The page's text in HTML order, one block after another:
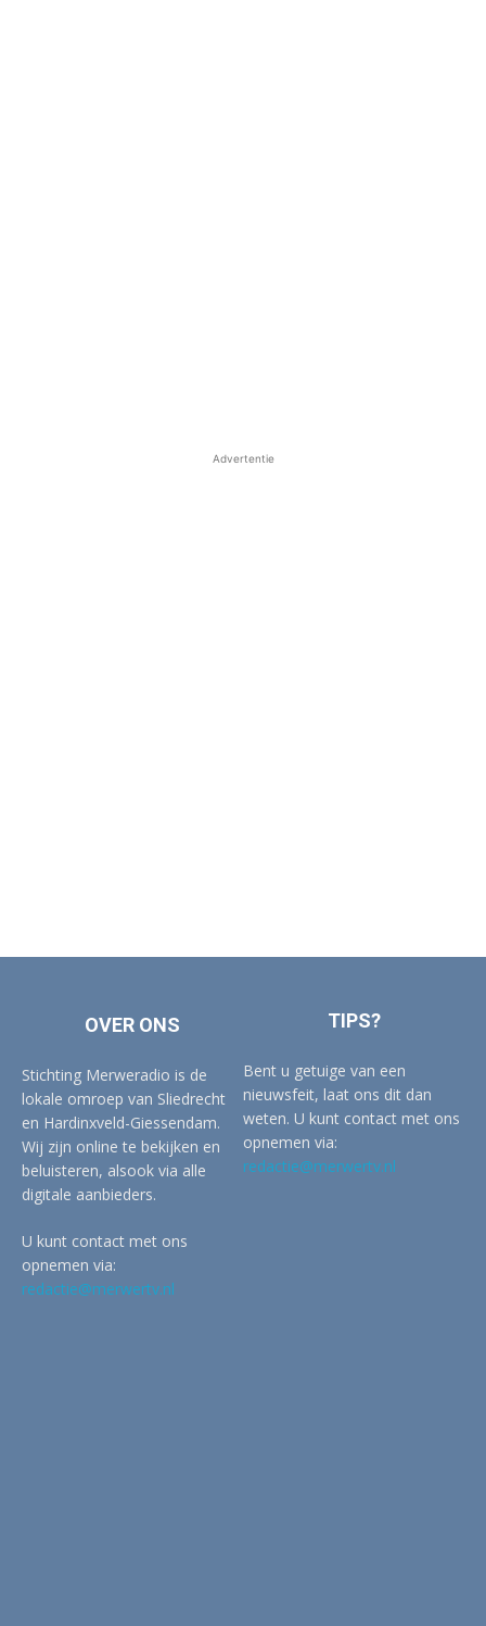
Advertentie
OVER ONS
Stichting Merweradio is de
lokale omroep van Sliedrecht
en Hardinxveld-Giessendam.
Wij zijn online te bekijken en
beluisteren, alsook via alle
digitale aanbieders.
U kunt contact met ons
opnemen via:
redactie@merwertv.nl
TIPS?
Bent u getuige van een
nieuwsfeit, laat ons dit dan
weten. U kunt contact met ons
opnemen via:
redactie@merwertv.nl